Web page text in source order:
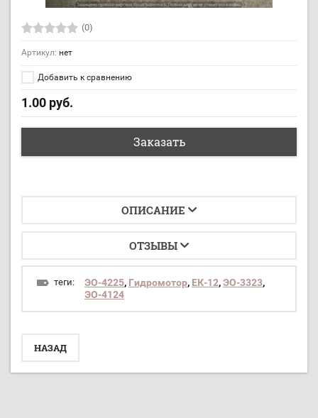
(0)
Артикул: нет
Добавить к сравнению
1.00 руб.
Заказать
ОПИСАНИЕ
ОТЗЫВЫ
теги: ЭО-4225, Гидромотор, ЕК-12,ЭО-3323,
ЭО-4124
НАЗАД